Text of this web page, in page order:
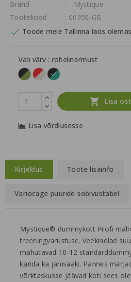
Bränd
: - Mystique
Tootekood
: 00350-GB
 Toode meie Tallinna laos olemas
Vali värv : roheline/must
khaki/mustpunane/beež
roheline/must
 Lisa
Lisa võrdlusesse
Kirjeldus Toote lisainfo
Variocage puuride sobivustabel
Mystique® dummykott Profi
treeningvarustuse. Veekindlad
mahutavad 10-12
kanda ka jahisaaki. Pannes
võrktaskusse jäävad koti sees